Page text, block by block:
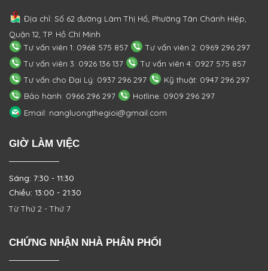
Địa chỉ: Số 62 đường Lâm Thị Hố, PhườngTân Chánh Hiệp,
Quận 12, TP. Hồ Chí Minh
Tư vấn viên 1: 0968 575 857
Tư vấn viên 2: 0969 296 297
Tư vấn viên 3: 0926 136 137
Tư vấn viên 4: 0927 575 857
Tư vấn cho Đại Lý: 0937 296 297
Kỹ thuật: 0947 296 297
Bảo hành: 0966 296 297
Hotline: 0909 296 297
Email: nangluongthegioi@gmail.com
GIỜ LÀM VIỆC
Sáng: 7:30 - 11:30
Chiều: 13:00 - 21:30
Từ Thứ 2 - Thứ 7
CHỨNG NHẬN NHÀ PHÂN PHỐI